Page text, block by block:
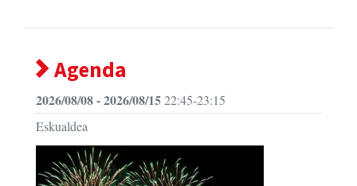
Agenda
2026/08/08 - 2026/08/1522:45-23:15
Eskualdea